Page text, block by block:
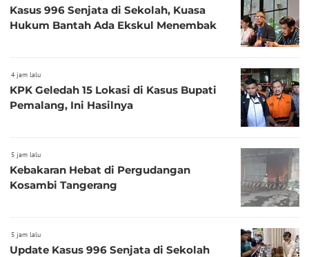
Kasus 996 Senjata di Sekolah, Kuasa
Hukum Bantah Ada Ekskul Menembak
4 jam lalu
KPK Geledah 15 Lokasi di Kasus Bupati
Pemalang, Ini Hasilnya
5 jam lalu
Kebakaran Hebat di Pergudangan
Kosambi Tangerang
5 jam lalu
Update Kasus 996 Senjata di Sekolah